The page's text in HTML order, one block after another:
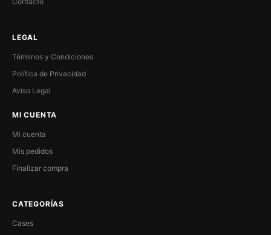
LEGAL
Términos y Condiciones
Política de Privacidad
Aviso Legal
MI CUENTA
Mi cuenta
Mis pedidos
Finalizar compra
CATEGORÍAS
Cases